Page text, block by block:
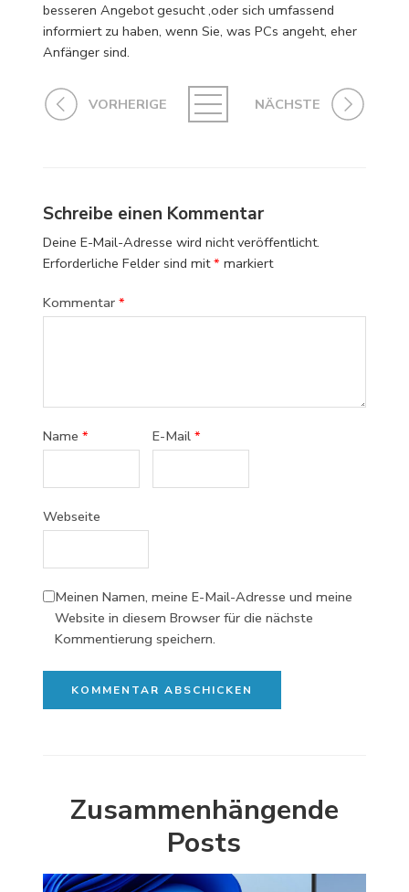
besseren Angebot gesucht ,oder sich umfassend
informiert zu haben, wenn Sie, was PCs angeht, eher
Anfänger sind.
VORHERIGE NÄCHSTE
Schreibe einen Kommentar
Deine E-Mail-Adresse wird nicht veröffentlicht.
Erforderliche Felder sind mit* markiert
Kommentar*
Name* E-Mail*
Webseite
Meinen Namen, meine E-Mail-Adresse und meine
Website in diesem Browser für die nächste
Kommentierung speichern.
Zusammenhängende
Posts